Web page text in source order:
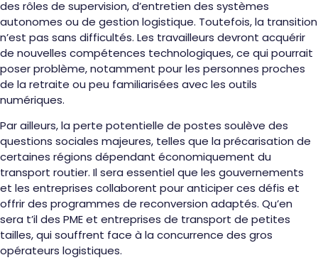
des rôles de supervision, d’entretien des systèmes
autonomes ou de gestion logistique. Toutefois, la transition
n’est pas sans difficultés. Les travailleurs devront acquérir
de nouvelles compétences technologiques, ce qui pourrait
poser problème, notamment pour les personnes proches
de la retraite ou peu familiarisées avec les outils
numériques.
Par ailleurs, la perte potentielle de postes soulève des
questions sociales majeures, telles que la précarisation de
certaines régions dépendant économiquement du
transport routier. Il sera essentiel que les gouvernements
et les entreprises collaborent pour anticiper ces défis et
offrir des programmes de reconversion adaptés. Qu’en
sera t’il des PME et entreprises de transport de petites
tailles, qui souffrent face à la concurrence des gros
opérateurs logistiques.